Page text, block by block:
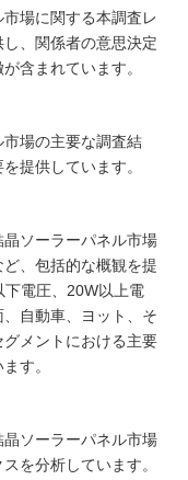
場に関する本調査レ
、関係者の意思決定
含まれています。
場の主要な調査結
提供しています。
ソーラーパネル市場
、包括的な概観を提
電圧、20W以上電
自動車、ヨット、そ
メントにおける主要
す。
ソーラーパネル市場
を分析しています。